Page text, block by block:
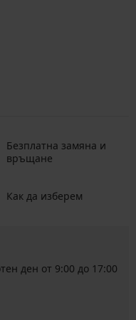
Безплатна замяна и
връщане
Как да изберем
ден от 9:00 до 17:00